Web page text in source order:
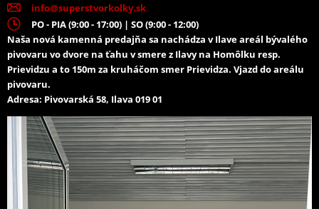
info@superstvorkolky.sk
PO - PIA (9:00 - 17:00) | SO (9:00 - 12:00)
Naša nová kamenná predajňa sa nachádza v Ilave areál bývalého
pivovaru vo dvore na ťahu v smere z Ilavy na Homôlku resp.
Prievidzu a to 150m za kruháčom smer Prievidza. Vjazd do areálu
pivovaru.
Adresa: Pivovarská 58, Ilava 019 01